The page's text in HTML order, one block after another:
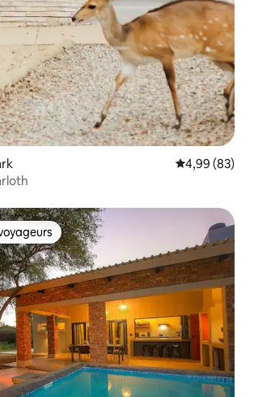
Évaluation
4,99 (83)